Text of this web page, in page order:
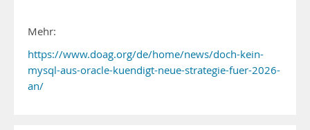
Mehr:
https://www.doag.org/de/home/news/doch-kein-
mysql-aus-oracle-kuendigt-neue-strategie-fuer-2026-
an/